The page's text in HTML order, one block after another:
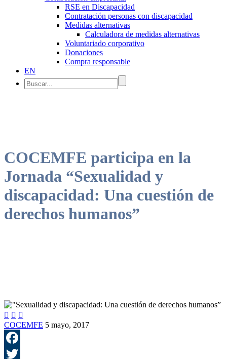
RSE en Discapacidad
Contratación personas con discapacidad
Medidas alternativas
Calculadora de medidas alternativas
Voluntariado corporativo
Donaciones
Compra responsable
EN
COCEMFE participa en la
Jornada “Sexualidad y
discapacidad: Una cuestión de
derechos humanos”
  
COCEMFE 5 mayo, 2017